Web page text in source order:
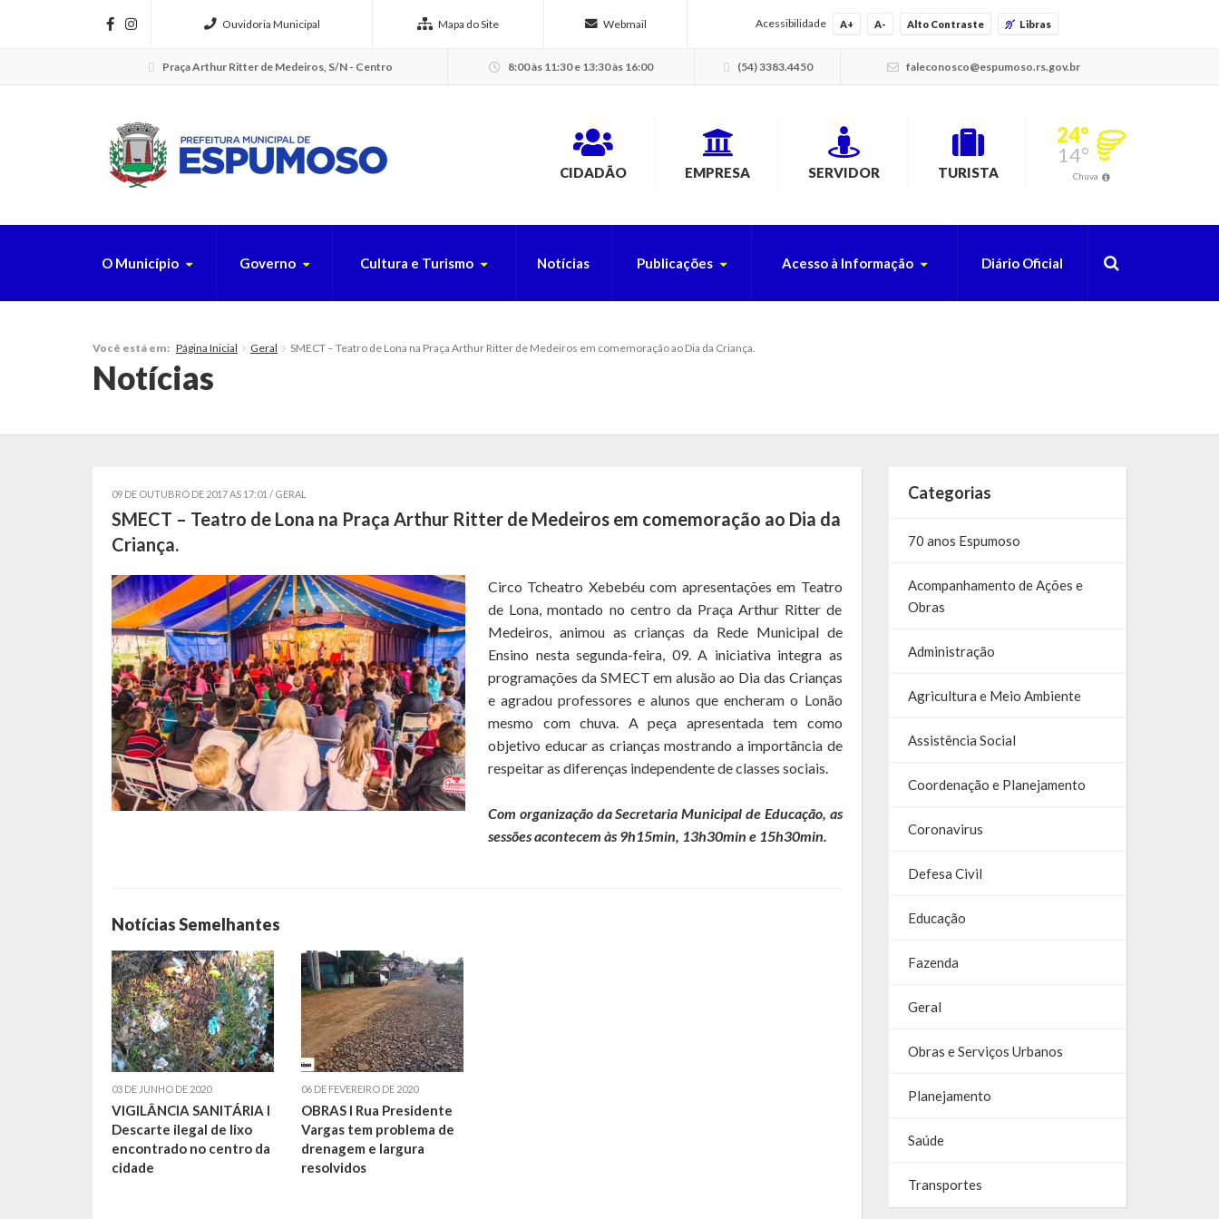
Ouvidoria Municipal Mapa do Site Webmail Acessibilidade A+ A- Alto Contraste Libras
Praça Arthur Ritter de Medeiros, S/N - Centro 8:00 às 11:30 e 13:30 às 16:00 (54) 3383.4450 faleconosco@espumoso.rs.gov.br
CIDADÃO EMPRESA SERVIDOR TURISTA
24°
14°
Chuva
O Município Governo Cultura e Turismo Notícias Publicações Acesso à Informação Diário Oficial
Você está em: Página Inicial Geral SMECT – Teatro de Lona na Praça Arthur Ritter de Medeiros em comemoração ao Dia da Criança.
Notícias
09 DE OUTUBRO DE 2017 AS 17:01 / GERAL
SMECT – Teatro de Lona na Praça Arthur Ritter de Medeiros em comemoração ao Dia da
Criança.
Circo Tcheatro Xebebéu com apresentações em Teatro
de Lona, montado no centro da Praça Arthur Ritter de
Medeiros, animou as crianças da Rede Municipal de
Ensino nesta segunda-feira, 09. A iniciativa integra as
programações da SMECT em alusão ao Dia das Crianças
e agradou professores e alunos que encheram o Lonão
mesmo com chuva. A peça apresentada tem como
objetivo educar as crianças mostrando a importância de
respeitar as diferenças independente de classes sociais.
Com organização da Secretaria Municipal de Educação, as
sessões acontecem às 9h15min, 13h30min e 15h30min.
Notícias Semelhantes
03 DE JUNHO DE 2020
VIGILÂNCIA SANITÁRIA I
Descarte ilegal de lixo
encontrado no centro da
cidade
06 DE FEVEREIRO DE 2020
OBRAS I Rua Presidente
Vargas tem problema de
drenagem e largura
resolvidos
Categorias
70 anos Espumoso
Acompanhamento de Ações e
Obras
Administração
Agricultura e Meio Ambiente
Assistência Social
Coordenação e Planejamento
Coronavirus
Defesa Civil
Educação
Fazenda
Geral
Obras e Serviços Urbanos
Planejamento
Saúde
Transportes